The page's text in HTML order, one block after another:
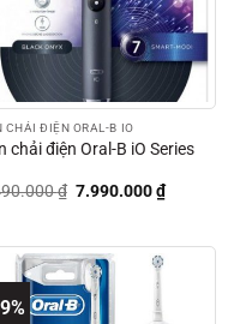
CHẢI ĐIỆN ORAL-B IO
chải điện Oral-B iO Series
₫ Giá
7.990.000₫Giá
hiện